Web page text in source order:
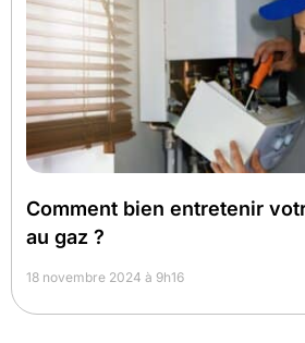
Comment bien entretenir
au gaz ?
18 novembre 2024 à 9h16